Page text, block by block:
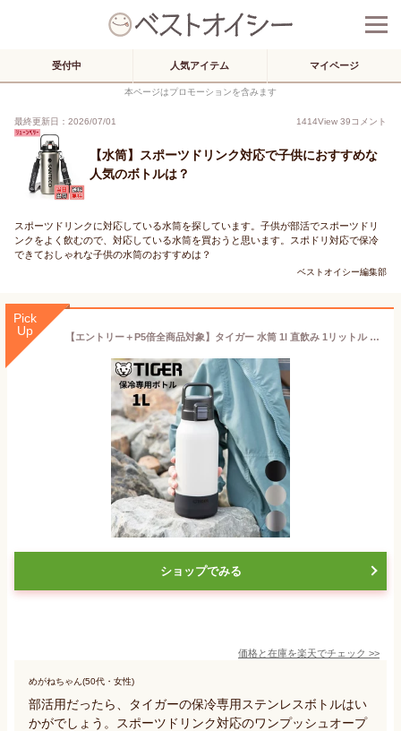
受付中 人気アイテム マイページ
本ページはプロモーションを含みます
最終更新日：2026/07/01 1414View 39コメント
【水筒】スポーツドリンク対応で子供におすすめな
人気のボトルは？
スポーツドリンクに対応している水筒を探しています。子供が部活でスポーツドリ
ンクをよく飲むので、対応している水筒を買おうと思います。スポドリ対応で保冷
できておしゃれな子供の水筒のおすすめは？
ベストオイシー編集部
Pick
Up
【エントリー＋P5倍全商品対象】タイガー 水筒 1l 直飲み 1リットル MTA-B100 ステンレスボトル 子供 大人 おしゃれ 保冷専用 スポーツドリンク対応 ハンドルつき/
ショップでみる
価格と在庫を楽天でチェック >>
めがねちゃん(50代・女性)
部活用だったら、タイガーの保冷専用ステンレスボトルはい
かがでしょう。スポーツドリンク対応のワンプッシュオープ